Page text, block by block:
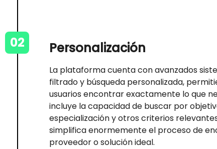
02 Personalización
La plataforma cuenta con avanzados
filtrado y búsqueda personalizada,
usuarios encontrar exactamente lo que
incluye la capacidad de buscar por
especialización y otros criterios
simplifica enormemente el proceso de
proveedor o solución ideal.